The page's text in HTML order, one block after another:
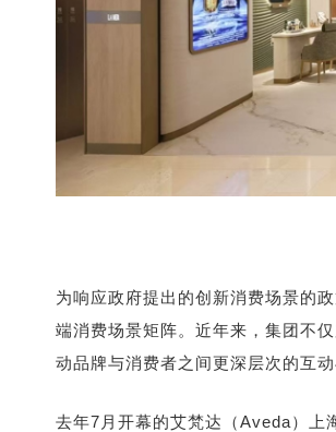
为响应政府提出的创新消费场景的
端消费场景矩阵。近年来，集团不
动品牌与消费者之间更深层次的互动
去年7月开幕的艾梵达（Aveda）上